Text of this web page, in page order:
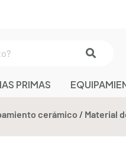
PRIMAS
cerámico / Material